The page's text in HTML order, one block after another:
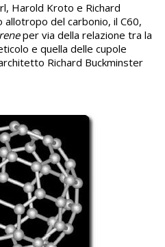
Harold Kroto e Richard
allotropo del carbonio, il C60,
per via della relazione tra la
e quella delle cupole
Richard Buckminster